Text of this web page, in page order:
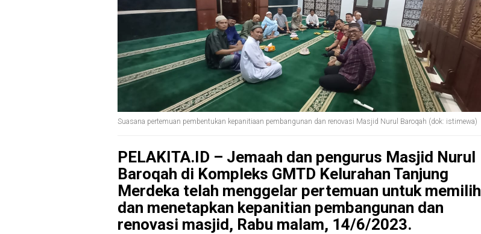
Suasana pertemuan pembentukan kepanitiaan pembangunan dan renovasi Masjid Nurul Baroqah (dok: istimewa)
PELAKITA.ID – Jemaah dan pengurus Masjid Nurul
Baroqah di Kompleks GMTD Kelurahan Tanjung
Merdeka telah menggelar pertemuan untuk memilih
dan menetapkan kepanitian pembangunan dan
renovasi masjid, Rabu malam, 14/6/2023.